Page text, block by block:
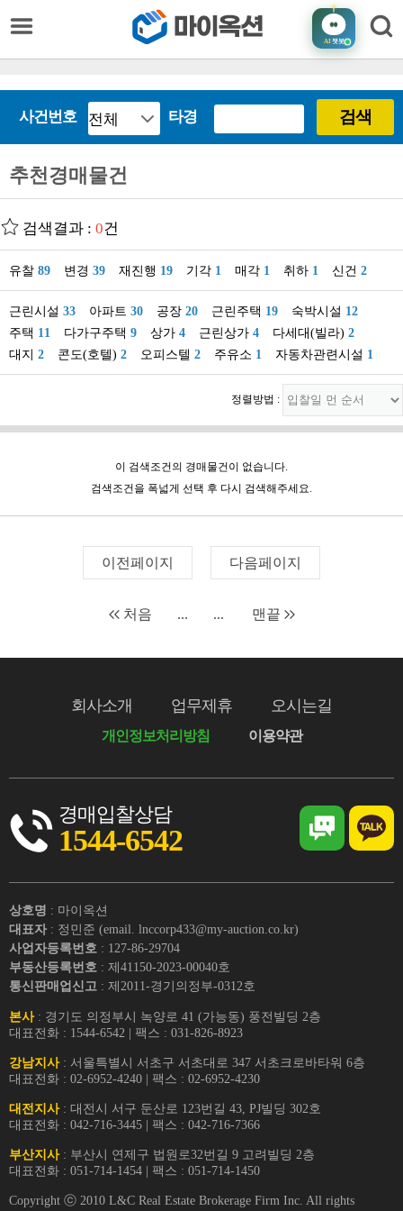
AI챗봇
사건번호 타경 검색
추천경매물건
검색결과 : 0건
유찰 89 변경 39 재진행 19 기각 1 매각 1 취하 1 신건 2
근린시설 33 아파트 30 공장 20 근린주택 19 숙박시설 12
주택 11 다가구주택 9 상가 4 근린상가 4 다세대(빌라) 2
대지 2 콘도(호텔) 2 오피스텔 2 주유소 1 자동차관련시설 1
정렬방법 :
이 검색조건의 경매물건이 없습니다.
검색조건을 폭넓게 선택 후 다시 검색해주세요.
이전페이지 다음페이지
처음 ... ... 맨끝
회사소개 업무제휴 오시는길
개인정보처리방침 이용약관
경매입찰상담
1544-6542
상호명 : 마이옥션
대표자 : 정민준 (email. lnccorp433@my-auction.co.kr)
사업자등록번호 : 127-86-29704
부동산등록번호 : 제41150-2023-00040호
통신판매업신고 : 제2011-경기의정부-0312호
본사: 경기도 의정부시 녹양로 41 (가능동) 풍전빌딩 2층
대표전화 : 1544-6542 | 팩스 : 031-826-8923
강남지사: 서울특별시 서초구 서초대로 347 서초크로바타워 6층
대표전화 : 02-6952-4240 | 팩스 : 02-6952-4230
대전지사: 대전시 서구 둔산로 123번길 43, PJ빌딩 302호
대표전화 : 042-716-3445 | 팩스 : 042-716-7366
부산지사: 부산시 연제구 법원로32번길 9 고려빌딩 2층
대표전화 : 051-714-1454 | 팩스 : 051-714-1450
Copyright ⓒ 2010 L&C Real Estate Brokerage Firm Inc. All rights